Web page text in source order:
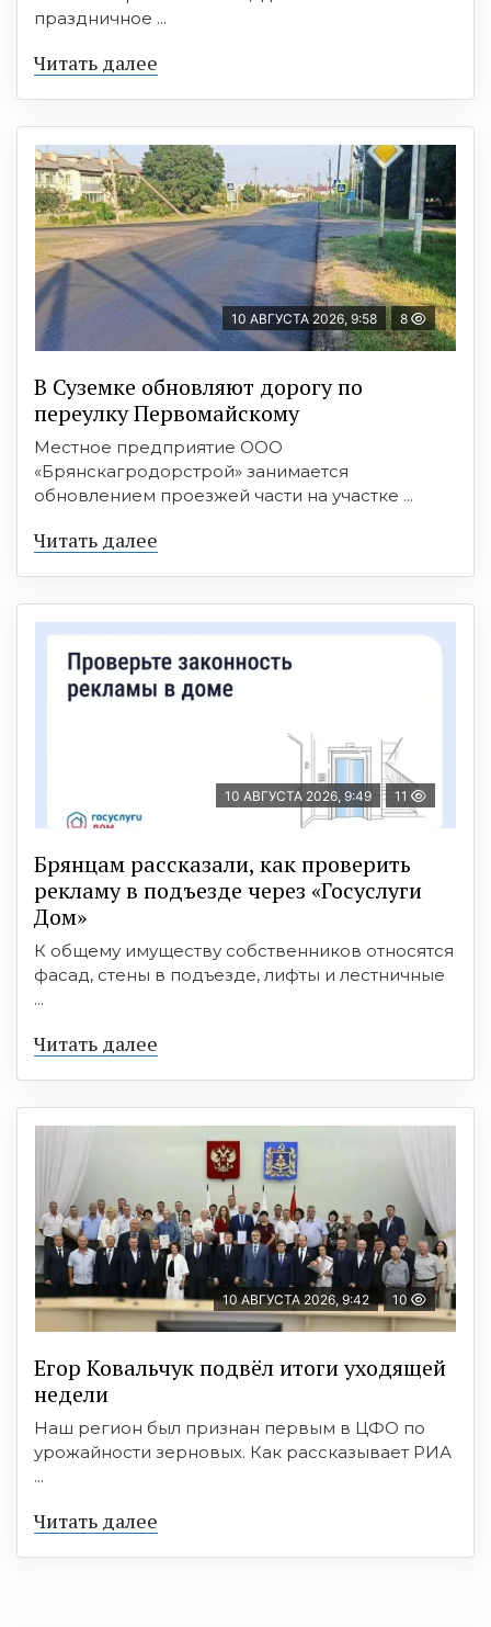
праздничное ...
Читать далее
10 АВГУСТА 2026, 9:58 8
В Суземке обновляют дорогу по
переулку Первомайскому
Местное предприятие ООО
«Брянскагродорстрой» занимается
обновлением проезжей части на участке ...
Читать далее
10 АВГУСТА 2026, 9:49 11
Брянцам рассказали, как проверить
рекламу в подъезде через «Госуслуги
Дом»
К общему имуществу собственников относятся
фасад, стены в подъезде, лифты и лестничные
...
Читать далее
10 АВГУСТА 2026, 9:42 10
Егор Ковальчук подвёл итоги уходящей
недели
Наш регион был признан первым в ЦФО по
урожайности зерновых. Как рассказывает РИА
...
Читать далее